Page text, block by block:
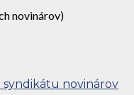
novinárov)
syndikátu novinárov